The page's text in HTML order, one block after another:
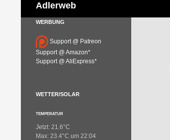
Adlerweb
WERBUNG
Support @ Patreon
Support @ Amazon*
Support @ AliExpress*
WETTER/SOLAR
TEMPERATUR
Jetzt: 21.6°C
Max: 23.4°C um 22:04